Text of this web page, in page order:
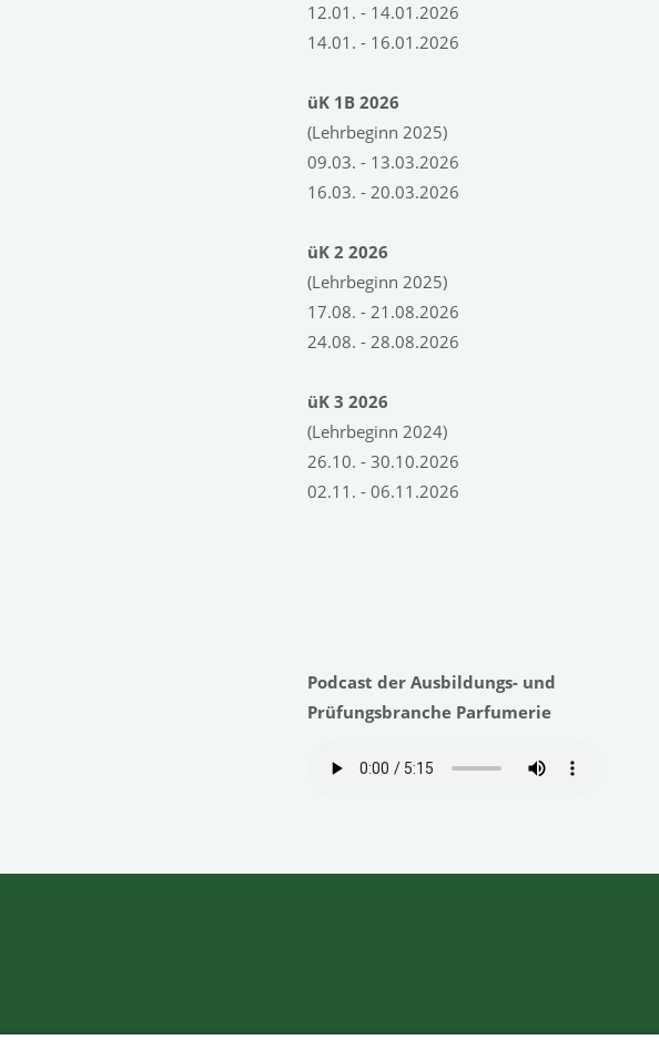
12.01. - 14.01.2026
14.01. - 16.01.2026
üK 1B 2026
(Lehrbeginn 2025)
09.03. - 13.03.2026
16.03. - 20.03.2026
üK 2 2026
(Lehrbeginn 2025)
17.08. - 21.08.2026
24.08. - 28.08.2026
üK 3 2026
(Lehrbeginn 2024)
26.10. - 30.10.2026
02.11. - 06.11.2026
Podcast der Ausbildungs- und
Prüfungsbranche Parfumerie